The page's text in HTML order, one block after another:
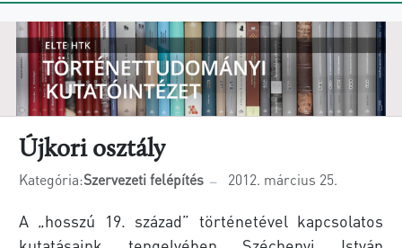
Újkori osztály
Kategória:Szervezeti felépítés 2012. március 25.
A „hosszú 19. század” történetével kapcsolatos